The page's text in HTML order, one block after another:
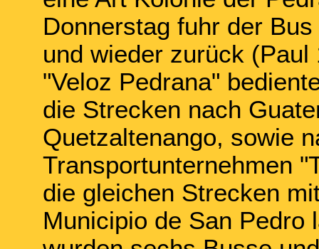
Donnerstag fuhr der
und wieder zurück
"Veloz Pedrana"
die Strecken nach
Quetzaltenango, sowie
Transportunternehmen
die gleichen Strecken
Municipio de San Pedro